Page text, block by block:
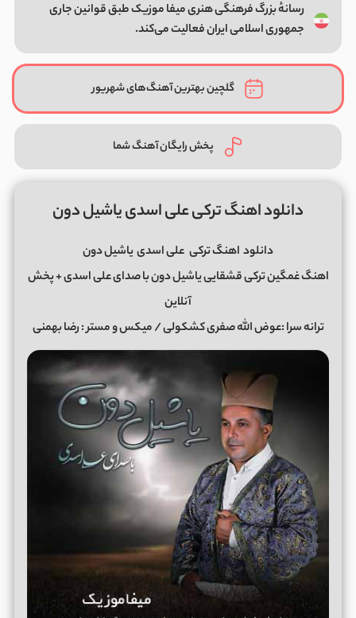
رسانهٔ بزرگ فرهنگی هنری میفا موزیک طبق قوانین جاری
جمهوری اسلامی ایران فعالیت می‌کند.
گلچین بهترین آهنگ‌های شهریور
پخش رایگان آهنگ شما
دانلود اهنگ ترکی علی اسدی یاشیل دون
دانلود اهنگ ترکی علی اسدییاشیل دون
اهنگ غمگین ترکی قشقایی یاشیل دون با صدای علی اسدی + پخش
آنلاین
ترانه سرا :عوض الله صفری کشکولی / میکس و مستر : رضا بهمنی